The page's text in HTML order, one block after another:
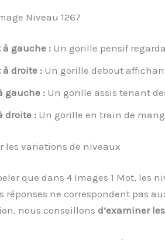
Niveau 1267
gauche :Un gorille pensif
droite :Un gorille debout
gauche :Un gorille assis tenant
droite :Un gorille en train de
les variations de niveaux
que dans 4 Images 1 Mot, les
réponses ne correspondent pas
nous conseillons d’examiner